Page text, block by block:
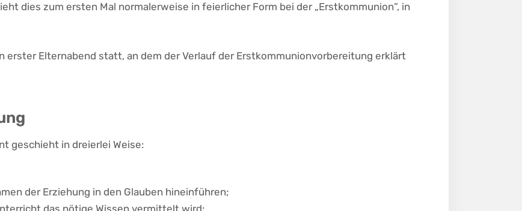
dies zum ersten Mal normalerweise in feierlicher Form bei der „Erstkommunion“, in
erster Elternabend statt, an dem der Verlauf der Erstkommunionvorbereitung erklärt
geschieht in dreierlei Weise:
der Erziehung in den Glauben hineinführen;
das nötige Wissen vermittelt wird;